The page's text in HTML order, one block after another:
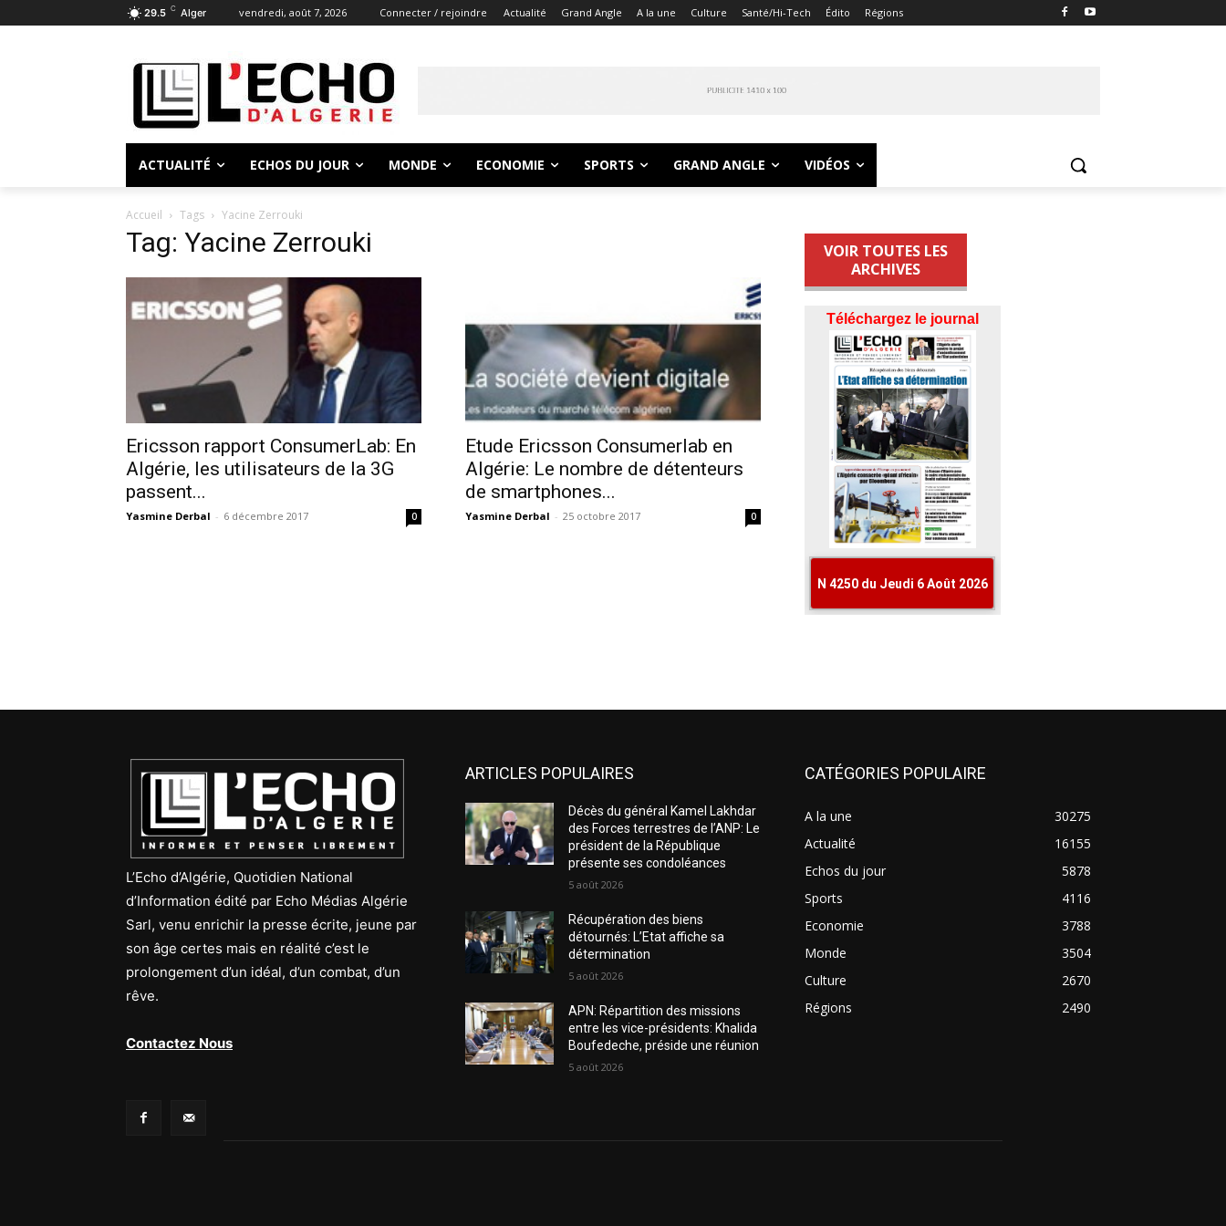
29.5 C Alger vendredi, août 7, 2026 Connecter / rejoindre Actualité Grand Angle A la une Culture Santé/Hi-Tech Édito Régions
ACTUALITÉ ECHOS DU JOUR MONDE ECONOMIE SPORTS GRAND ANGLE VIDÉOS
Accueil Tags Yacine Zerrouki
Tag: Yacine Zerrouki
Ericsson rapport ConsumerLab: En
Algérie, les utilisateurs de la 3G
passent...
Yasmine Derbal - 6 décembre 2017 0
Etude Ericsson Consumerlab en
Algérie: Le nombre de détenteurs
de smartphones...
Yasmine Derbal - 25 octobre 2017 0
VOIR TOUTES LES
ARCHIVES
L’Echo d’Algérie, Quotidien National
d’Information édité par Echo Médias Algérie
Sarl, venu enrichir la presse écrite, jeune par
son âge certes mais en réalité c’est le
prolongement d’un idéal, d’un combat, d’un
rêve.
Contactez Nous
ARTICLES POPULAIRES
Décès du général Kamel Lakhdar
des Forces terrestres de l’ANP: Le
président de la République
présente ses condoléances
5 août 2026
Récupération des biens
détournés: L’Etat affiche sa
détermination
5 août 2026
APN: Répartition des missions
entre les vice-présidents: Khalida
Boufedeche, préside une réunion
5 août 2026
CATÉGORIES POPULAIRE
A la une
30275
Actualité
16155
Echos du jour
5878
Sports
4116
Economie
3788
Monde
3504
Culture
2670
Régions
2490